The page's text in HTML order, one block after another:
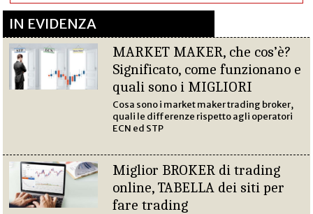
IN EVIDENZA
MARKET MAKER, che cos’è?
Significato, come funzionano e
quali sono i MIGLIORI
Cosa sono i market maker trading broker,
quali le differenze rispetto agli operatori
ECN ed STP
Miglior BROKER di trading
online, TABELLA dei siti per
fare trading